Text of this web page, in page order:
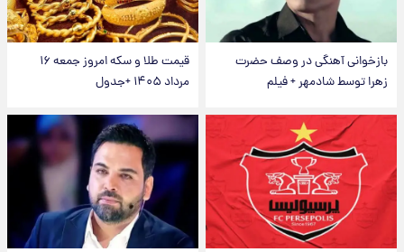
بازخوانی آهنگی در وصف حضرت
زهرا توسط شادمهر + فیلم
قیمت طلا و سکه امروز جمعه ۱۶
مرداد ۱۴۰۵ +جدول